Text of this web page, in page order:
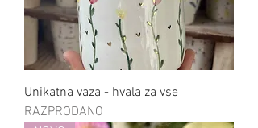
Unikatna vaza - hvala za vse
RAZPRODANO